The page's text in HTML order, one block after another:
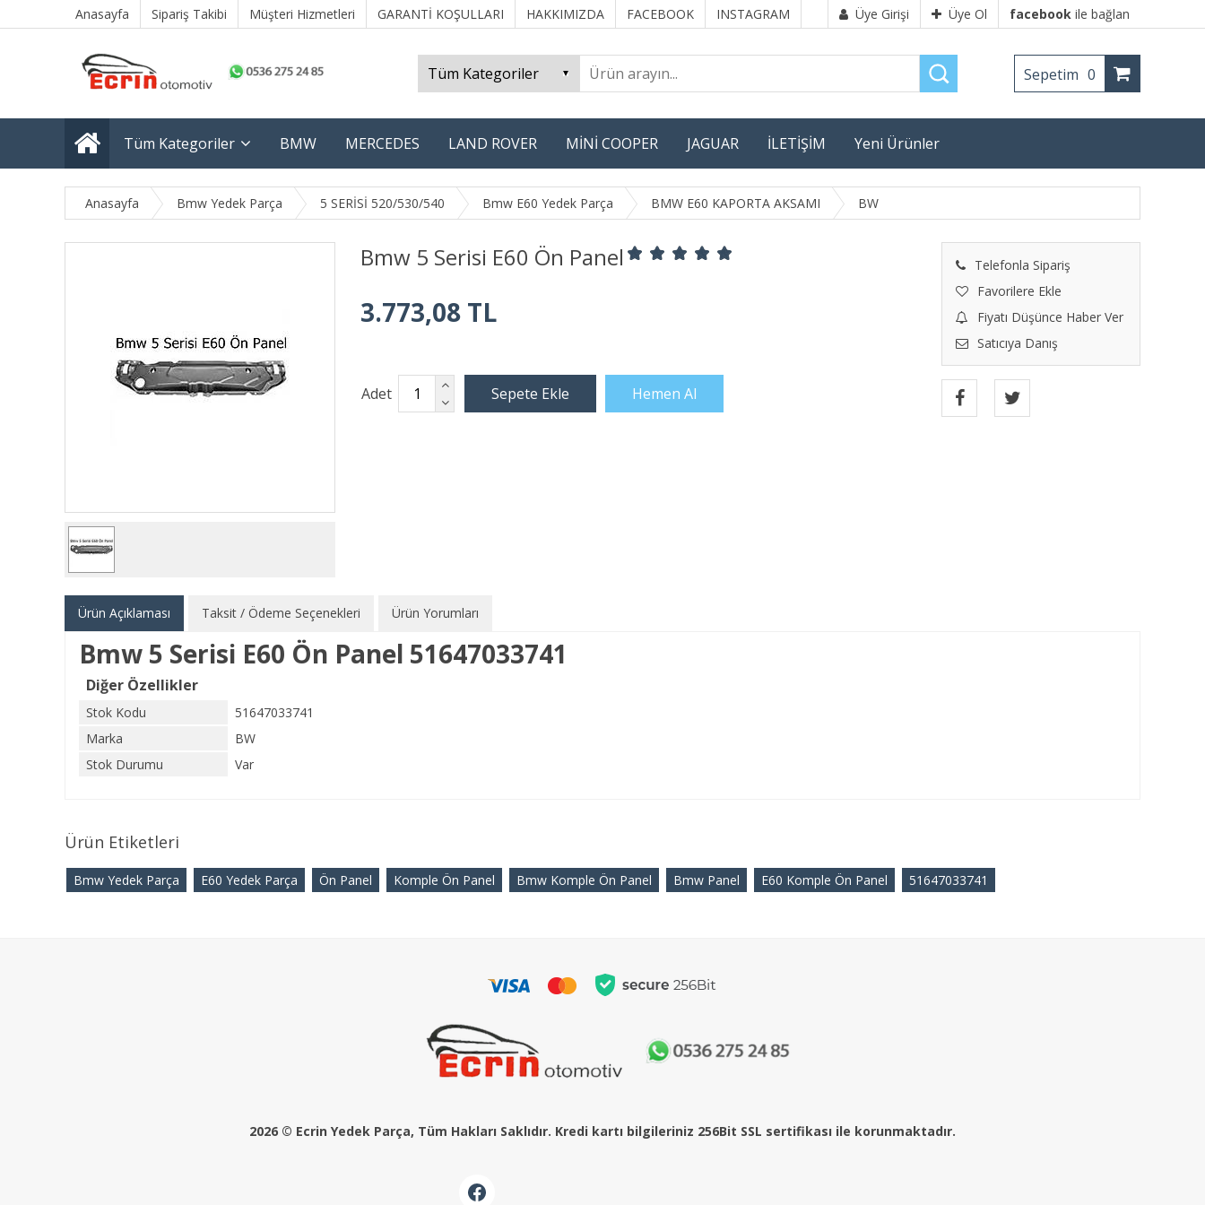
Anasayfa Sipariş Takibi Müşteri Hizmetleri GARANTİ KOŞULLARI HAKKIMIZDA FACEBOOK INSTAGRAM Üye Girişi Üye Ol facebook ile bağlan
Sepetim 0
Tüm Kategoriler BMW MERCEDES LAND ROVER MİNİ COOPER JAGUAR İLETİŞİM Yeni Ürünler
Anasayfa Bmw Yedek Parça 5 SERİSİ 520/530/540 Bmw E60 Yedek Parça BMW E60 KAPORTA AKSAMI BW
Bmw 5 Serisi E60 Ön Panel
Telefonla Sipariş
Favorilere Ekle
Fiyatı Düşünce Haber Ver
Satıcıya Danış
3.773,08 TL
Adet
Ürün Açıklaması Taksit / Ödeme Seçenekleri Ürün Yorumları
Bmw 5 Serisi E60 Ön Panel 51647033741
Diğer Özellikler
Stok Kodu
51647033741
Marka
BW
Stok Durumu
Var
Ürün Etiketleri
Bmw Yedek Parça E60 Yedek Parça Ön Panel Komple Ön Panel Bmw Komple Ön Panel Bmw Panel E60 Komple Ön Panel 51647033741
2026 © Ecrin Yedek Parça, Tüm Hakları Saklıdır. Kredi kartı bilgileriniz 256Bit SSL sertifikası ile korunmaktadır.